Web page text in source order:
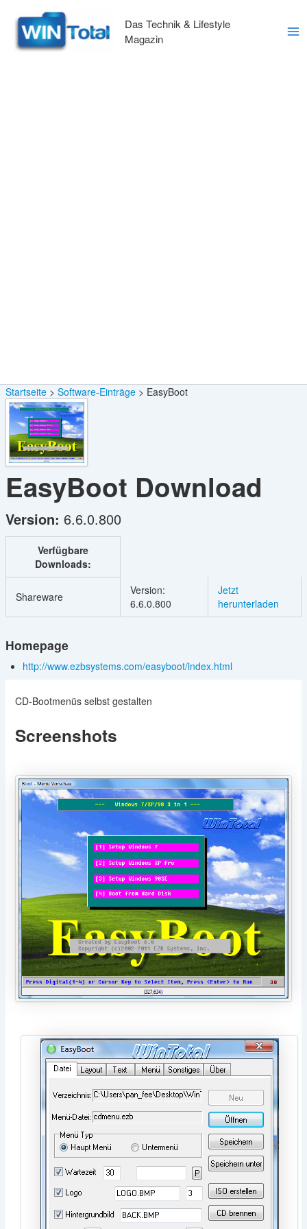
Inhalt
springen
Das Technik & Lifestyle
Magazin
Startseite Software-Einträge EasyBoot
EasyBoot Download
Version: 6.6.0.800
Verfügbare
Downloads:
Shareware
Version:
6.6.0.800
Jetzt
herunterladen
Homepage
http://www.ezbsystems.com/easyboot/index.html
CD-Bootmenüs selbst gestalten
Screenshots